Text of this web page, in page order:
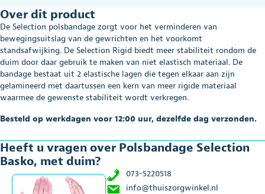
met
duim
aantal
Over dit product
De Selection polsbandage zorgt voor het verminderen van
bewegingsuitslag van de gewrichten en het voorkomt
standsafwijking. De Selection Rigid biedt meer stabiliteit rondom de
duim door daar gebruik te maken van niet elastisch materiaal. De
bandage bestaat uit 2 elastische lagen die tegen elkaar aan zijn
gelamineerd met daartussen een kern van meer rigide materiaal
waarmee de gewenste stabiliteit wordt verkregen.
Besteld op werkdagen voor 12:00 uur, dezelfde dag verzonden.
Heeft u vragen over Polsbandage Selection
Basko, met duim?
073-5220518
info@thuiszorgwinkel.nl